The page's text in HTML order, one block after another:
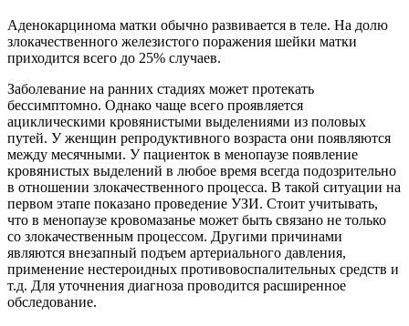
Аденокарцинома матки обычно развивается в теле. На долю
злокачественного железистого поражения шейки матки
приходится всего до 25% случаев.
Заболевание на ранних стадиях может протекать
бессимптомно. Однако чаще всего проявляется
ациклическими кровянистыми выделениями из половых
путей. У женщин репродуктивного возраста они появляются
между месячными. У пациенток в менопаузе появление
кровянистых выделений в любое время всегда подозрительно
в отношении злокачественного процесса. В такой ситуации на
первом этапе показано проведение УЗИ. Стоит учитывать,
что в менопаузе кровомазанье может быть связано не только
со злокачественным процессом. Другими причинами
являются внезапный подъем артериального давления,
применение нестероидных противовоспалительных средств и
т.д. Для уточнения диагноза проводится расширенное
обследование.